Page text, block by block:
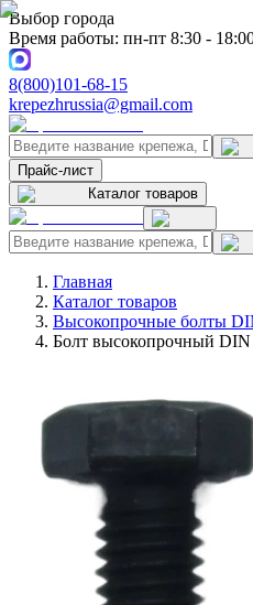
Выбор города
Время работы: пн-пт 8:30 -
8(800)101-68-15
krepezhrussia@gmail.com
Прайс-лист
Каталог товаров
Главная
Каталог товаров
Высокопрочные болты
Болт высокопрочный DIN